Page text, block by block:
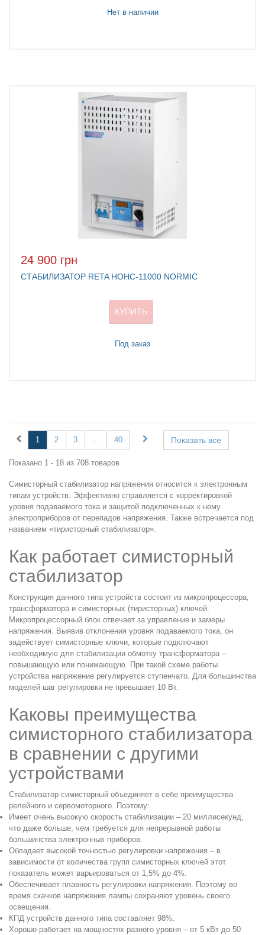
Нет в наличии
24 900 грн
СТАБИЛИЗАТОР RETA НОНС-11000 NORMIC
КУПИТЬ
Под заказ
Показать все
1 2 3 ... 40
Показано 1 - 18 из 708 товаров
Симисторный стабилизатор напряжения относится к электронным
типам устройств. Эффективно справляется с корректировкой
уровня подаваемого тока и защитой подключенных к нему
электроприборов от перепадов напряжения. Также встречается под
названием «тиристорный стабилизатор».
Как работает симисторный
стабилизатор
Конструкция данного типа устройств состоит из микропроцессора,
трансформатора и симисторных (тиристорных) ключей.
Микропроцессорный блок отвечает за управление и замеры
напряжения. Выявив отклонения уровня подаваемого тока, он
задействует симисторные ключи, которые подключают
необходимую для стабилизации обмотку трансформатора –
повышающую или понижающую. При такой схеме работы
устройства напряжение регулируется ступенчато. Для большинства
моделей шаг регулировки не превышает 10 Вт.
Каковы преимущества
симисторного стабилизатора
в сравнении с другими
устройствами
Стабилизатор симисторный объединяет в себе преимущества
релейного и сервомоторного. Поэтому:
Имеет очень высокую скорость стабилизации – 20 миллисекунд,
что даже больше, чем требуется для непрерывной работы
большинства электронных приборов.
Обладает высокой точностью регулировки напряжения – в
зависимости от количества групп симисторных ключей этот
показатель может варьироваться от 1,5% до 4%.
Обеспечивает плавность регулировки напряжения. Поэтому во
время скачков напряжения лампы сохраняют уровень своего
освещения.
КПД устройств данного типа составляет 98%.
Хорошо работает на мощностях разного уровня – от 5 кВт до 50